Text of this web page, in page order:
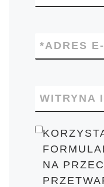
ADRES
*
WITRYNA
NA